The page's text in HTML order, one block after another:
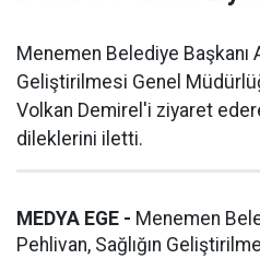
Menemen Belediye Başkanı
Geliştirilmesi Genel
Volkan Demirel'i ziyaret
dileklerini iletti.
MEDYA EGE - Menemen
Pehlivan, Sağlığın